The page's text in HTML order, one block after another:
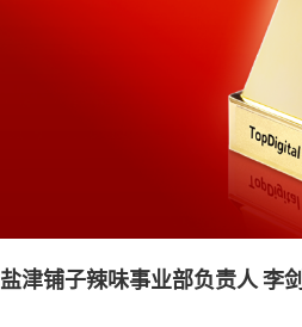
盐津铺子辣味事业部负责人 李剑